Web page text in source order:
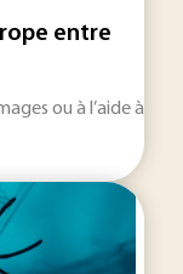
entre
ou à l’aide à